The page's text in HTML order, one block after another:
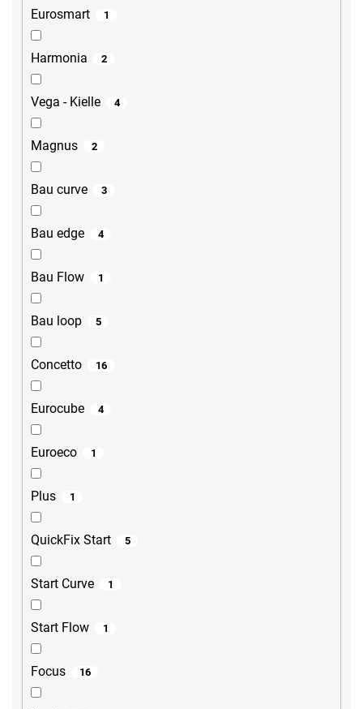
Eurosmart 1
Harmonia 2
Vega - Kielle 4
Magnus 2
Bau curve 3
Bau edge 4
Bau Flow 1
Bau loop 5
Concetto 16
Eurocube 4
Euroeco 1
Plus 1
QuickFix Start 5
Start Curve 1
Start Flow 1
Focus 16